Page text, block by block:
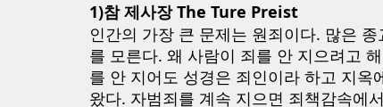
1)참 제사장 The Ture Preist
인간의 가장 큰 문제는 원죄이다. 많은
를 모른다. 왜 사람이 죄를 안 지으려고
를 안 지어도 성경은 죄인이라 하고 지
왔다. 자범죄를 계속 지으면 죄책감속에